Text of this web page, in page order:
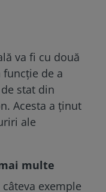
va fi cu două
de a
stat din
Acesta a ținut
ale
multe
exemple